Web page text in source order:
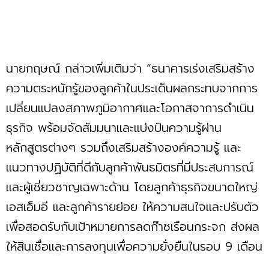
นายกฤษณ์ กล่าวเพิ่มเติมว่า “ธนาคารเร่งเสริมสร้าง
ความตระหนักรู้ของลูกค้าในประเด็นผลกระทบจากการ
เปลี่ยนแปลงสภาพภูมิอากาศและโอกาสจาการดำเนิน
ธุรกิจ พร้อมจัดสัมมนาและแบ่งปันความรู้ผ่าน
หลักสูตรต่างๆ รวมถึงเสริมสร้างองค์ความรู้ และ
แนวทางปฏิบัติที่ดีกับลูกค้าพันธมิตรที่มีประสบการณ์
และผู้เชี่ยวชาญเฉพาะด้าน โดยลูกค้าธุรกิจขนาดใหญ่
เอสเอ็มอี และลูกค้ารายย่อย ให้ความสนใจและปรับตัว
เพื่อสอดรับกับเป้าหมายการลดก๊าซเรือนกระจก ส่งผล
ให้สินเชื่อและการลงทุนเพื่อความยั่งยืนในรอบ 9 เดือน